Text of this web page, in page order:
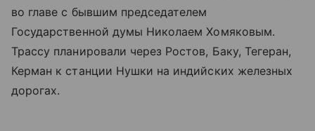
во главе с бывшим председателем
Государственной думы Николаем Хомяковым.
Трассу планировали через Ростов, Баку, Тегеран,
Керман к станции Нушки на индийских железных
дорогах.